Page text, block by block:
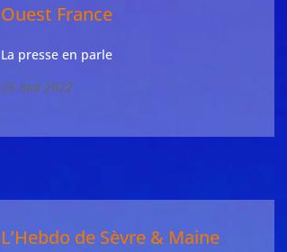
Ouest France
La presse en parle
25 mai 2022
L’Hebdo de Sèvre & Maine